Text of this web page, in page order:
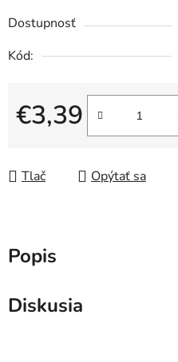
Dostupnosť
Kód:
€3,39
Jednotková cena:
Tlač Opýtať sa
Popis
Diskusia